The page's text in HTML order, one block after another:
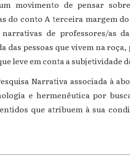
movimento de pensar
do conto A terceira margem
de professores/as
das pessoas que vivem na
leve em conta a subjetividade
Narrativa associada à
e hermenêutica por
que atribuem à sua